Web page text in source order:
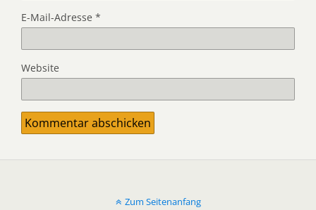
E-Mail-Adresse *
Website
Zum Seitenanfang